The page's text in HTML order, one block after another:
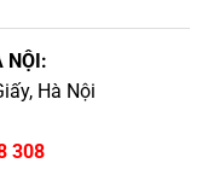
NỘI:
Hà Nội
308